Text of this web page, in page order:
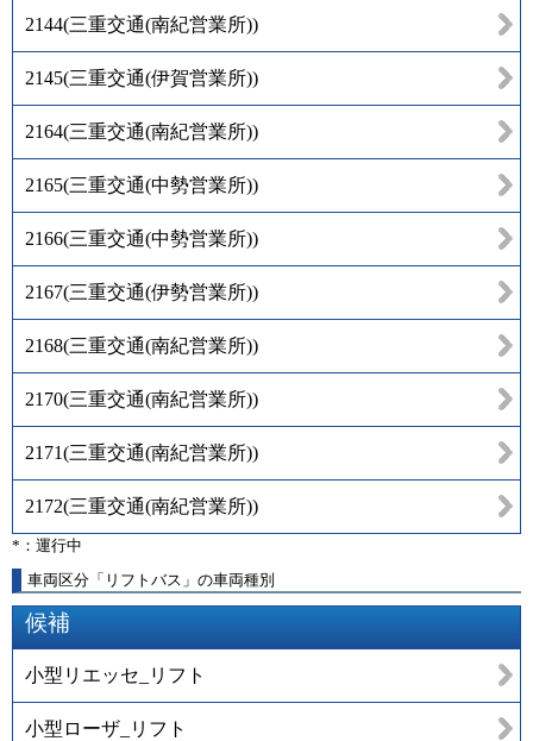
2144(三重交通(南紀営業所))
2145(三重交通(伊賀営業所))
2164(三重交通(南紀営業所))
2165(三重交通(中勢営業所))
2166(三重交通(中勢営業所))
2167(三重交通(伊勢営業所))
2168(三重交通(南紀営業所))
2170(三重交通(南紀営業所))
2171(三重交通(南紀営業所))
2172(三重交通(南紀営業所))
*：運行中
車両区分「リフトバス」の車両種別
候補
小型リエッセ_リフト
小型ローザ_リフト